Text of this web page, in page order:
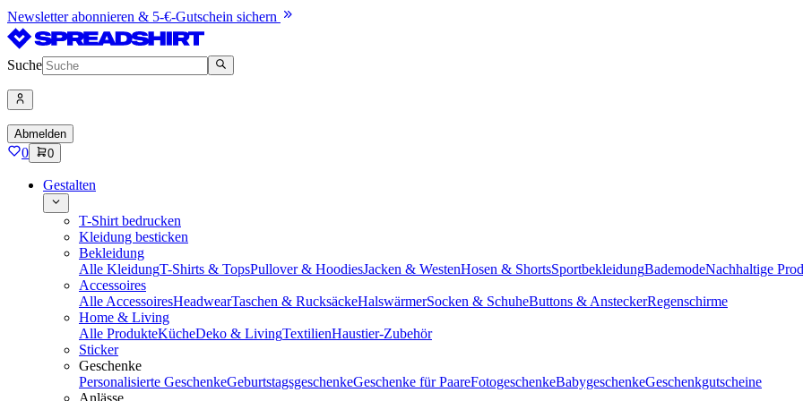
Newsletter abonnieren & 5-€-Gutschein sichern
Suche
Abmelden
0 0
Gestalten
T-Shirt bedrucken
Kleidung besticken
Bekleidung
Alle KleidungT-Shirts & TopsPullover & HoodiesJacken & WestenHosen & ShortsSportbekleidungBademodeNachhaltige
Accessoires
Alle AccessoiresHeadwearTaschen & RucksäckeHalswärmerSocken & SchuheButtons & AnsteckerRegenschirme
Home & Living
Alle ProdukteKücheDeko & LivingTextilienHaustier-Zubehör
Sticker
Geschenke
Personalisierte GeschenkeGeburtstagsgeschenkeGeschenke für PaareFotogeschenkeBabygeschenkeGeschenkgutscheine